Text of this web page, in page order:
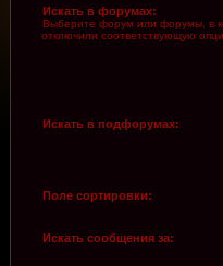
Искать в форумах:
Выберите форум или форумы, в
отключили соответствующую
Искать в подфорумах:
Поле сортировки:
Искать сообщения за: